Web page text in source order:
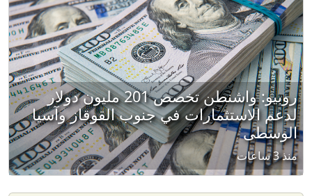
روبيو: واشنطن تخصص 201 مليون دولار
لدعم الاستثمارات في جنوب القوقاز وآسيا
الوسطى
منذ 3 ساعات